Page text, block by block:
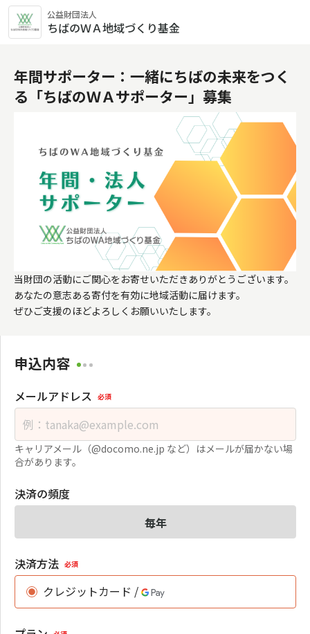
公益財団法人
ちばのＷＡ地域づくり基金
年間サポーター：一緒にちばの未来をつく
る「ちばのＷＡサポーター」募集
当財団の活動にご関心をお寄せいただきありがとうございます。
あなたの意志ある寄付を有効に地域活動に届けます。
ぜひご支援のほどよろしくお願いいたします。
申込内容
メールアドレス 必須
キャリアメール（@docomo.ne.jp など）はメールが届かない場
合があります。
決済の頻度
毎年
決済方法 必須
クレジットカード /